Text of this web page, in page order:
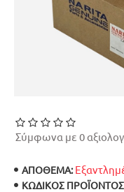
ΑΠΟΘΕΜΑ:
ΚΩΔΙΚΌΣ
Σύμφωνα με 0